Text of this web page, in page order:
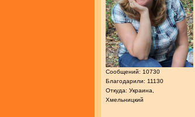
Сообщений: 10730
Благодарили: 11130
Откуда: Украина,
Хмельницкий